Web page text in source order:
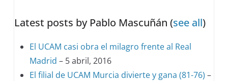
Latest posts by Pablo Mascuñán(see all)
El UCAM casi obra el milagro frente al Real
Madrid – 5 abril, 2016
El filial de UCAM Murcia divierte y gana (81-76) –